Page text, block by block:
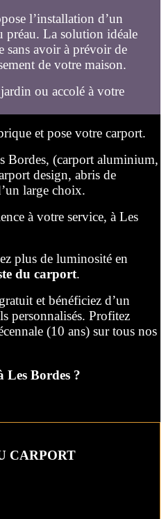
l’installation d’un
préau. La solution idéale
sans avoir à prévoir de
de votre maison.
ou accolé à votre
et pose votre carport.
Bordes, (carport aluminium,
design, abris de
large choix.
à votre service, à Les
plus de luminosité en
du carport.
et bénéficiez d’un
personnalisés. Profitez
(10 ans) sur tous nos
Les Bordes ?
CARPORT